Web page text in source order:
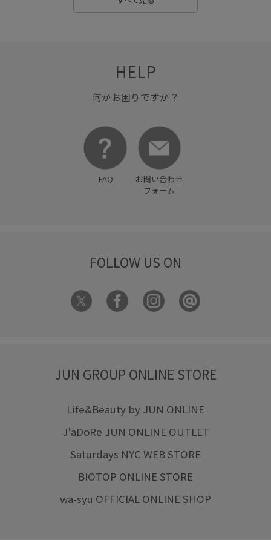
HELP
何かお困りですか？
FAQ
お問い合わせ
フォーム
FOLLOW US ON
JUN GROUP ONLINE STORE
Life&Beauty by JUN ONLINE
J'aDoRe JUN ONLINE OUTLET
Saturdays NYC WEB STORE
BIOTOP ONLINE STORE
wa-syu OFFICIAL ONLINE SHOP